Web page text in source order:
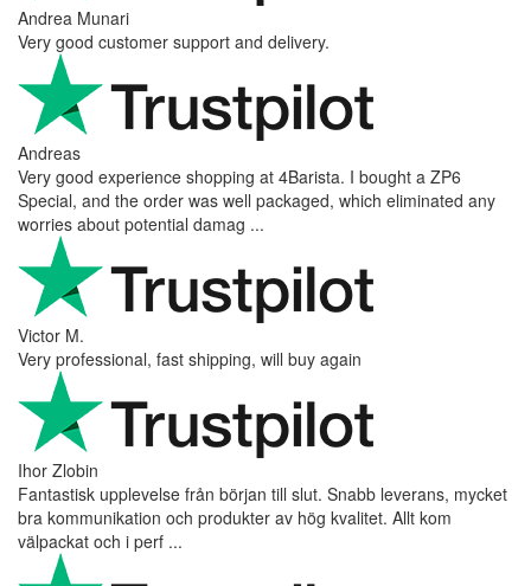
Andrea Munari
Very good customer support and delivery.
Andreas
Very good experience shopping at 4Barista. I bought a ZP6
Special, and the order was well packaged, which eliminated any
worries about potential damag ...
Victor M.
Very professional, fast shipping, will buy again
Ihor Zlobin
Fantastisk upplevelse från början till slut. Snabb leverans, mycket
bra kommunikation och produkter av hög kvalitet. Allt kom
välpackat och i perf ...